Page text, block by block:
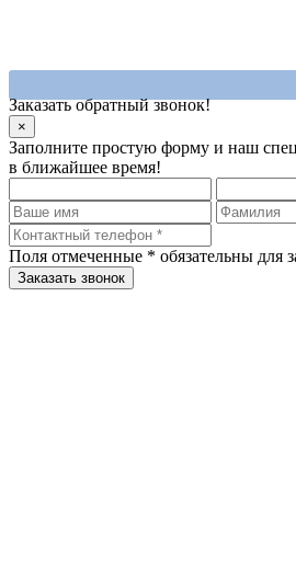
Заказать обратный звонок!
×
Заполните простую форму и наш
в ближайшее время!
Поля отмеченные * обязательны для